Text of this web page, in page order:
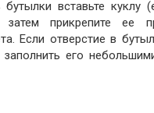
вставьте куклу
затем прикрепите ее
Если отверстие в
его